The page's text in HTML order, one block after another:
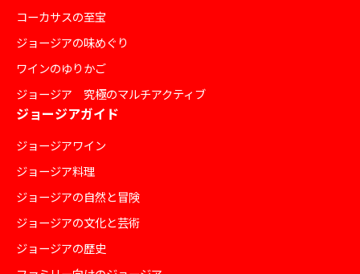
コーカサスの至宝
ジョージアの味めぐり
ワインのゆりかご
ジョージア 究極のマルチアクティブ
ジョージアガイド
ジョージアワイン
ジョージア料理
ジョージアの自然と冒険
ジョージアの文化と芸術
ジョージアの歴史